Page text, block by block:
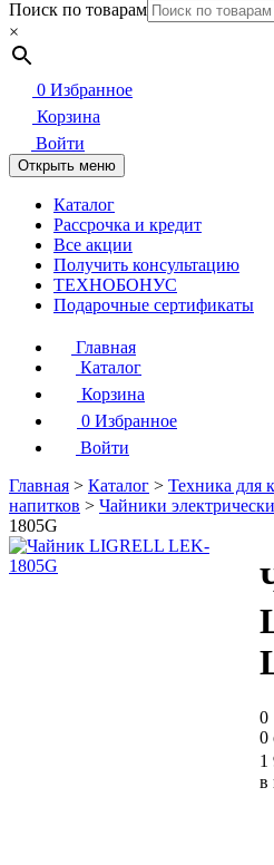
Поиск по товарам
×
0 Избранное
Корзина
Войти
Открыть меню
Каталог
Рассрочка и кредит
Все акции
Получить консультацию
ТЕХНОБОНУС
Подарочные сертификаты
Главная
Каталог
Корзина
0 Избранное
Войти
Главная > Каталог > Техника для
напитков > Чайники
1805G
0
0
1
в